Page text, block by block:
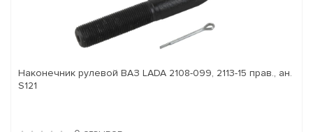
Наконечник рулевой ВАЗ LADA 2108-099, 2113-15 прав., ан.
S121